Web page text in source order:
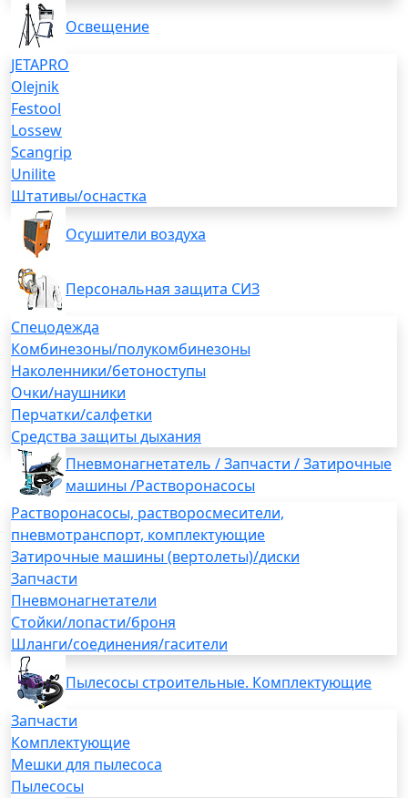
Освещение
JETAPRO
Olejnik
Festool
Lossew
Scangrip
Unilite
Штативы/оснастка
Осушители воздуха
Персональная защита СИЗ
Спецодежда
Комбинезоны/полукомбинезоны
Наколенники/бетоноступы
Очки/наушники
Перчатки/салфетки
Средства защиты дыхания
Пневмонагнетатель / Запчасти / Затирочные
машины /Растворонасосы
Растворонасосы, растворосмесители,
пневмотранспорт, комплектующие
Затирочные машины (вертолеты)/диски
Запчасти
Пневмонагнетатели
Стойки/лопасти/броня
Шланги/соединения/гасители
Пылесосы строительные. Комплектующие
Запчасти
Комплектующие
Мешки для пылесоса
Пылесосы